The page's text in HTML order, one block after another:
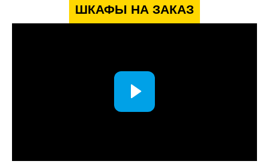
ШКАФЫ НА ЗАКАЗ